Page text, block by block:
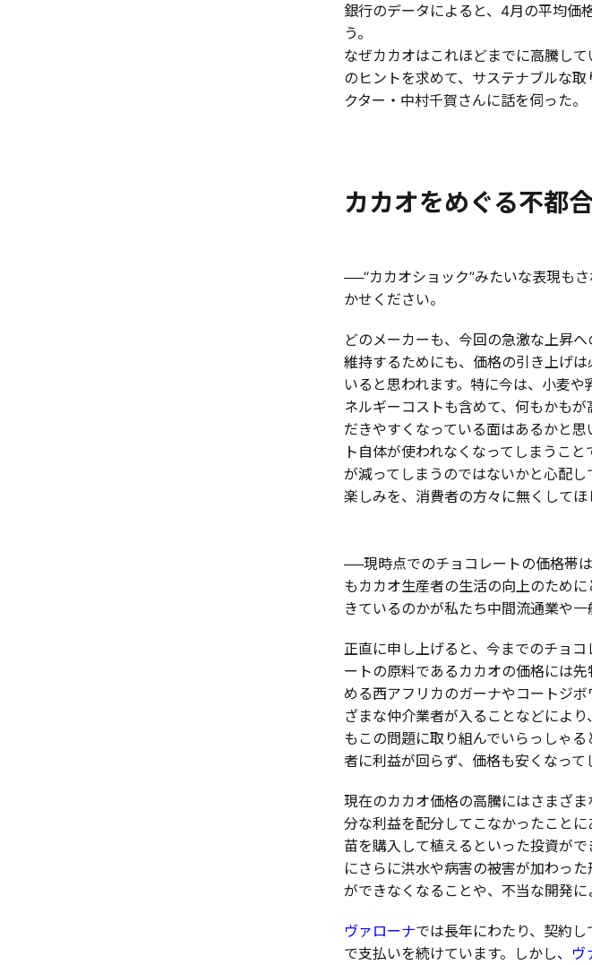
銀行のデータによると、4月の平均価
う。
なぜカカオはこれほどまでに高騰し
のヒントを求めて、サステナブルな
クター・中村千賀さんに話を伺った。
カカオをめぐる不都
──“カカオショック”みたいな表現も
かせください。
どのメーカーも、今回の急激な上昇
維持するためにも、価格の引き上げ
いると思われます。特に今は、小麦
ネルギーコストも含めて、何もかも
だきやすくなっている面はあるかと
ト自体が使われなくなってしまうこ
が減ってしまうのではないかと心配
楽しみを、消費者の方々に無くしてほ
──現時点でのチョコレートの価格帯
もカカオ生産者の生活の向上のため
きているのかが私たち中間流通業や
正直に申し上げると、今までのチョ
ートの原料であるカカオの価格には
める西アフリカのガーナやコートジ
ざまな仲介業者が入ることなどによ
もこの問題に取り組んでいらっしゃ
者に利益が回らず、価格も安くなって
現在のカカオ価格の高騰にはさまざ
分な利益を配分してこなかったこと
苗を購入して植えるといった投資が
にさらに洪水や病害の被害が加わっ
ができなくなることや、不当な開発に
ヴァローナでは長年にわたり、契約
で支払いを続けています。しかし、
ヴ